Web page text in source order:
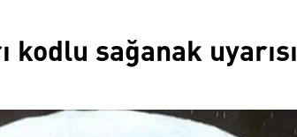
sağanak uyarısı